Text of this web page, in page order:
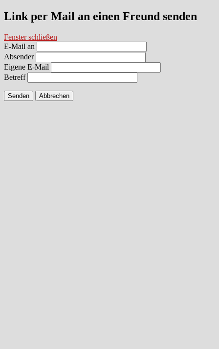
Link per Mail an einen Freund senden
Fenster schließen
E-Mail an
Absender
Eigene E-Mail
Betreff
Senden Abbrechen